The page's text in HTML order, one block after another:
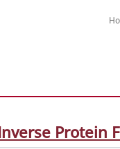
Protein